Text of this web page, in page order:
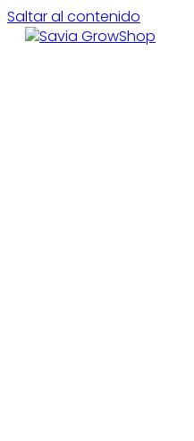
Saltar al contenido